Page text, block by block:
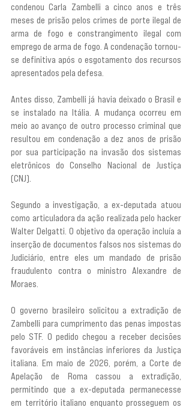
condenou Carla Zambelli a cinco anos e três
meses de prisão pelos crimes de porte ilegal de
arma de fogo e constrangimento ilegal com
emprego de arma de fogo. A condenação tornou-
se definitiva após o esgotamento dos recursos
apresentados pela defesa.
Antes disso, Zambelli já havia deixado o Brasil e
se instalado na Itália. A mudança ocorreu em
meio ao avanço de outro processo criminal que
resultou em condenação a dez anos de prisão
por sua participação na invasão dos sistemas
eletrônicos do Conselho Nacional de Justiça
(CNJ).
Segundo a investigação, a ex-deputada atuou
como articuladora da ação realizada pelo hacker
Walter Delgatti. O objetivo da operação incluía a
inserção de documentos falsos nos sistemas do
Judiciário, entre eles um mandado de prisão
fraudulento contra o ministro Alexandre de
Moraes.
O governo brasileiro solicitou a extradição de
Zambelli para cumprimento das penas impostas
pelo STF. O pedido chegou a receber decisões
favoráveis em instâncias inferiores da Justiça
italiana. Em maio de 2026, porém, a Corte de
Apelação de Roma cassou a extradição,
permitindo que a ex-deputada permanecesse
em território italiano enquanto prosseguem os